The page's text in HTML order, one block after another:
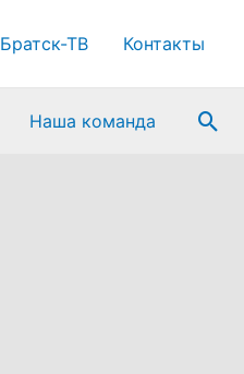
Братск-ТВ Контакты
Наша команда